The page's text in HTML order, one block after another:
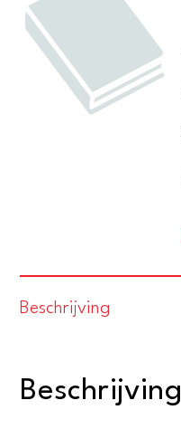
Beschrijving
Beschrijving